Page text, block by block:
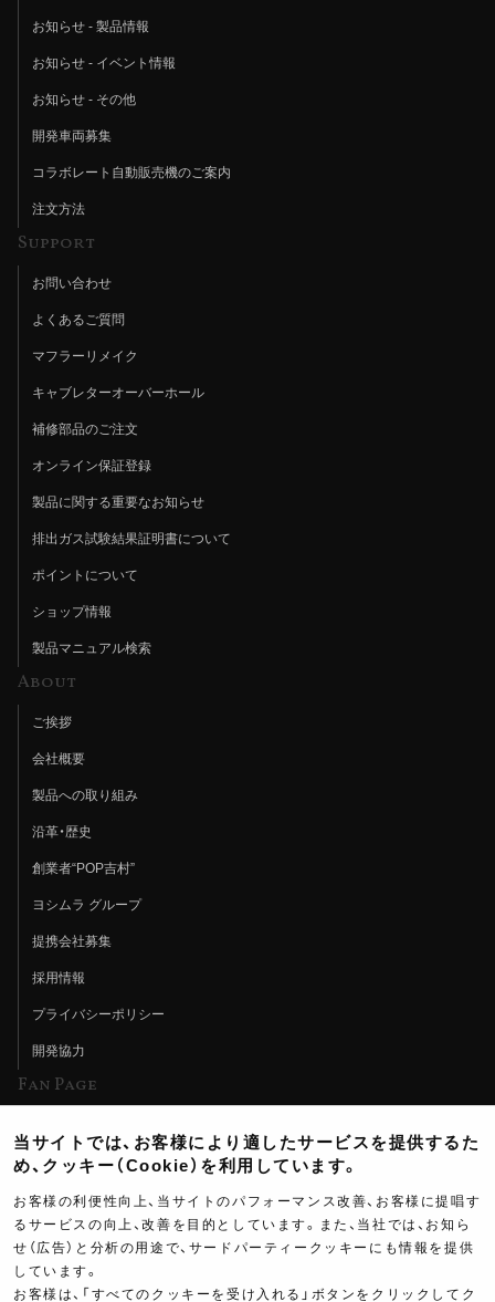
お知らせ - 製品情報
お知らせ - イベント情報
お知らせ - その他
開発車両募集
コラボレート自動販売機のご案内
注文方法
Support
お問い合わせ
よくあるご質問
マフラーリメイク
キャブレターオーバーホール
補修部品のご注文
オンライン保証登録
製品に関する重要なお知らせ
排出ガス試験結果証明書について
ポイントについて
ショップ情報
製品マニュアル検索
About
ご挨拶
会社概要
製品への取り組み
沿革・歴史
創業者“POP吉村”
ヨシムラ グループ
提携会社募集
採用情報
プライバシーポリシー
開発協力
Fan Page
ヨシムラTV
イベント情報
イベントスケジュール
ツーリングブレイクタイム
当サイトでは、お客様により適したサービスを提供するた
め、クッキー（Cookie）を利用しています。
お客様の利便性向上、当サイトのパフォーマンス改善、お客様に提唱す
るサービスの向上、改善を目的としています。また、当社では、お知ら
せ（広告）と分析の用途で、サードパーティークッキーにも情報を提供
しています。
お客様は、「すべてのクッキーを受け入れる」ボタンをクリックしてク